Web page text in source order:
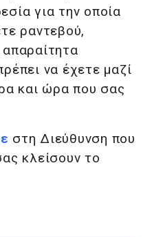
για την οποία
ραντεβού,
να έχετε μαζί
και ώρα που σας
στη Διεύθυνση που
κλείσουν το